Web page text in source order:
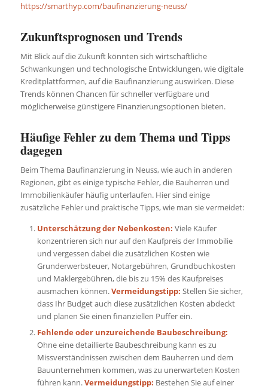
https://smarthyp.com/baufinanzierung-neuss/
Zukunftsprognosen und Trends
Mit Blick auf die Zukunft könnten sich wirtschaftliche
Schwankungen und technologische Entwicklungen, wie digitale
Kreditplattformen, auf die Baufinanzierung auswirken. Diese
Trends können Chancen für schneller verfügbare und
möglicherweise günstigere Finanzierungsoptionen bieten.
Häufige Fehler zu dem Thema und Tipps
dagegen
Beim Thema Baufinanzierung in Neuss, wie auch in anderen
Regionen, gibt es einige typische Fehler, die Bauherren und
Immobilienkäufer häufig unterlaufen. Hier sind einige
zusätzliche Fehler und praktische Tipps, wie man sie vermeidet:
Unterschätzung der Nebenkosten: Viele Käufer
konzentrieren sich nur auf den Kaufpreis der Immobilie
und vergessen dabei die zusätzlichen Kosten wie
Grunderwerbsteuer, Notargebühren, Grundbuchkosten
und Maklergebühren, die bis zu 15% des Kaufpreises
ausmachen können.Vermeidungstipp: Stellen Sie sicher,
dass Ihr Budget auch diese zusätzlichen Kosten abdeckt
und planen Sie einen finanziellen Puffer ein.
Fehlende oder unzureichende Baubeschreibung:
Ohne eine detaillierte Baubeschreibung kann es zu
Missverständnissen zwischen dem Bauherren und dem
Bauunternehmen kommen, was zu unerwarteten Kosten
führen kann.Vermeidungstipp: Bestehen Sie auf einer